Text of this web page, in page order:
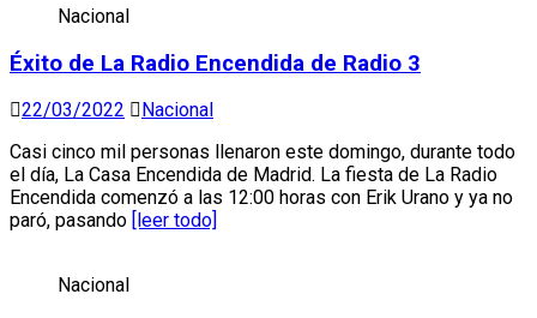
Nacional
Éxito de La Radio Encendida de Radio 3
22/03/2022
Nacional
Casi cinco mil personas llenaron este domingo, durante todo
el día, La Casa Encendida de Madrid. La fiesta de La Radio
Encendida comenzó a las 12:00 horas con Erik Urano y ya no
paró, pasando
[leer todo]
Nacional